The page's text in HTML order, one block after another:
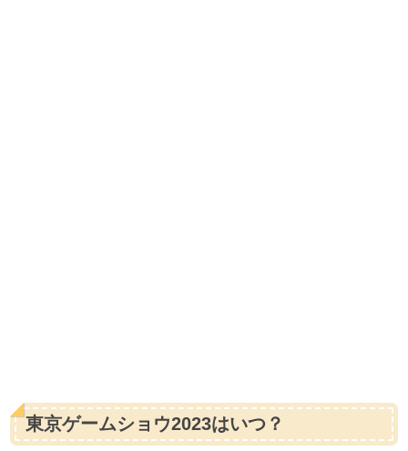
東京ゲームショウ2023はいつ？